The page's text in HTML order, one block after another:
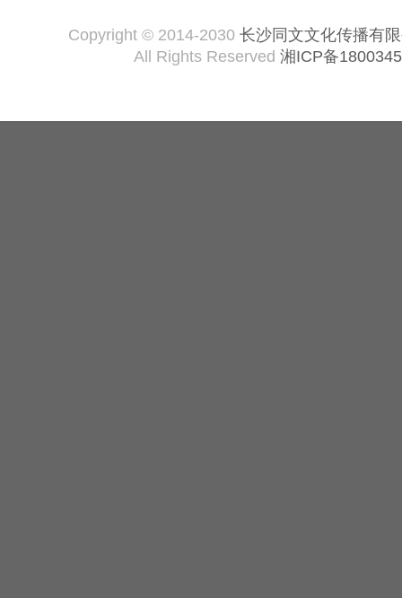
Copyright © 2014-2030 长沙同文文化传播有
All Rights Reserved 湘ICP备